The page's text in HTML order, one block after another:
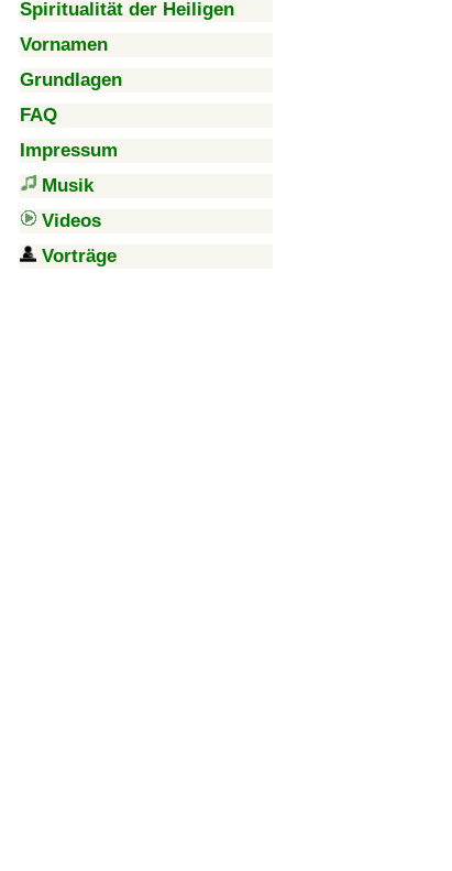
Spiritualität der Heiligen
Vornamen
Grundlagen
FAQ
Impressum
Musik
Videos
Vorträge